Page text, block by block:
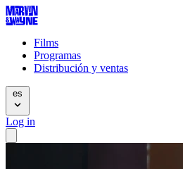
Films
Programas
Distribución y ventas
es
Log in